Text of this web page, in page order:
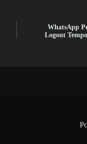
WhatsApp
Logout